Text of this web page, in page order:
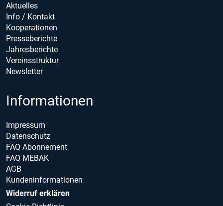
Aktuelles
Info / Kontakt
Kooperationen
Presseberichte
Jahresberichte
Vereinsstruktur
Newsletter
Informationen
Impressum
Datenschutz
FAQ Abonnement
FAQ MEBAK
AGB
Kundeninformationen
Widerruf erklären